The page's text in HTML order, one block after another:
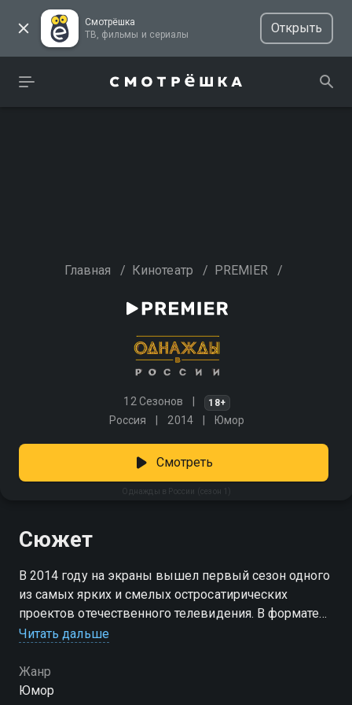
Смотрёшка
ТВ, фильмы и сериалы
Открыть
Главная / Кинотеатр / PREMIER /
12 Сезонов 18+
Россия 2014 Юмор
Однажды в России (сезон 1)
Смотреть
Сюжет
В 2014 году на экраны вышел первый сезон одного
из самых ярких и смелых остросатирических
проектов отечественного телевидения. В формате
театрализованной скетч-комедии команда
Мусагалиев, Ольга Картункова, Денис Дорохов,
Давид Цаллаев и Екатерина Моргунова —
Читать дальше
Жанр
Юмор